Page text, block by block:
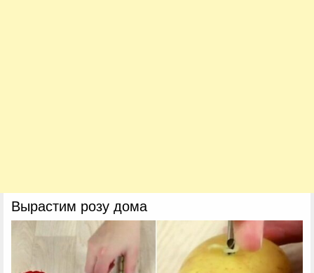
Вырастим розу дома